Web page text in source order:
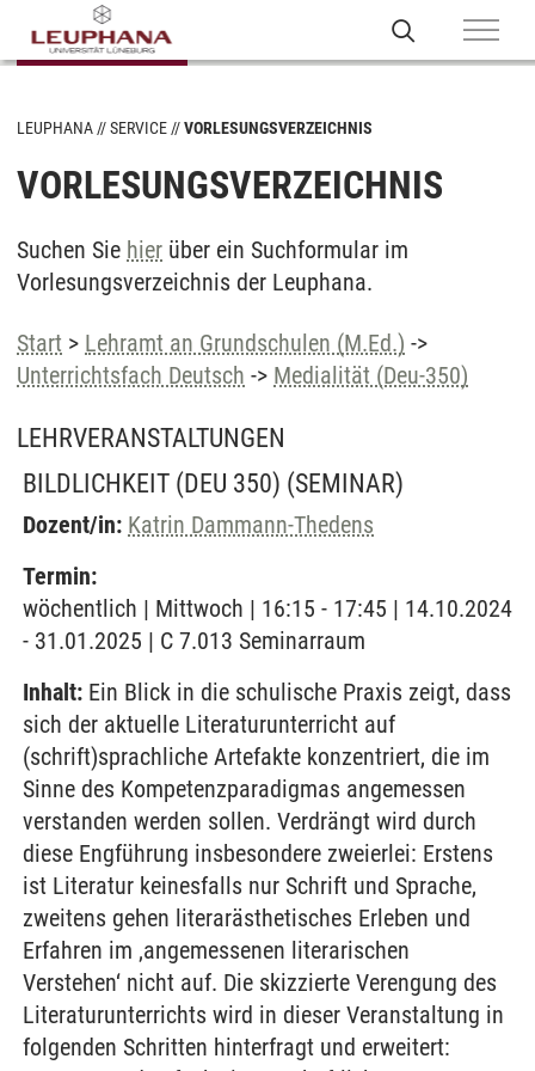
LEUPHANA SERVICE VORLESUNGSVERZEICHNIS
VORLESUNGSVERZEICHNIS
Suchen Sie hier über ein Suchformular im
Vorlesungsverzeichnis der Leuphana.
Start > Lehramt an Grundschulen (M.Ed.) ->
Unterrichtsfach Deutsch -> Medialität (Deu-350)
LEHRVERANSTALTUNGEN
BILDLICHKEIT (DEU 350) (SEMINAR)
Dozent/in: Katrin Dammann-Thedens
Termin:
wöchentlich | Mittwoch | 16:15 - 17:45 | 14.10.2024
- 31.01.2025 | C 7.013 Seminarraum
Inhalt: Ein Blick in die schulische Praxis zeigt, dass
sich der aktuelle Literaturunterricht auf
(schrift)sprachliche Artefakte konzentriert, die im
Sinne des Kompetenzparadigmas angemessen
verstanden werden sollen. Verdrängt wird durch
diese Engführung insbesondere zweierlei: Erstens
ist Literatur keinesfalls nur Schrift und Sprache,
zweitens gehen literarästhetisches Erleben und
Erfahren im ‚angemessenen literarischen
Verstehen‘ nicht auf. Die skizzierte Verengung des
Literaturunterrichts wird in dieser Veranstaltung in
folgenden Schritten hinterfragt und erweitert: